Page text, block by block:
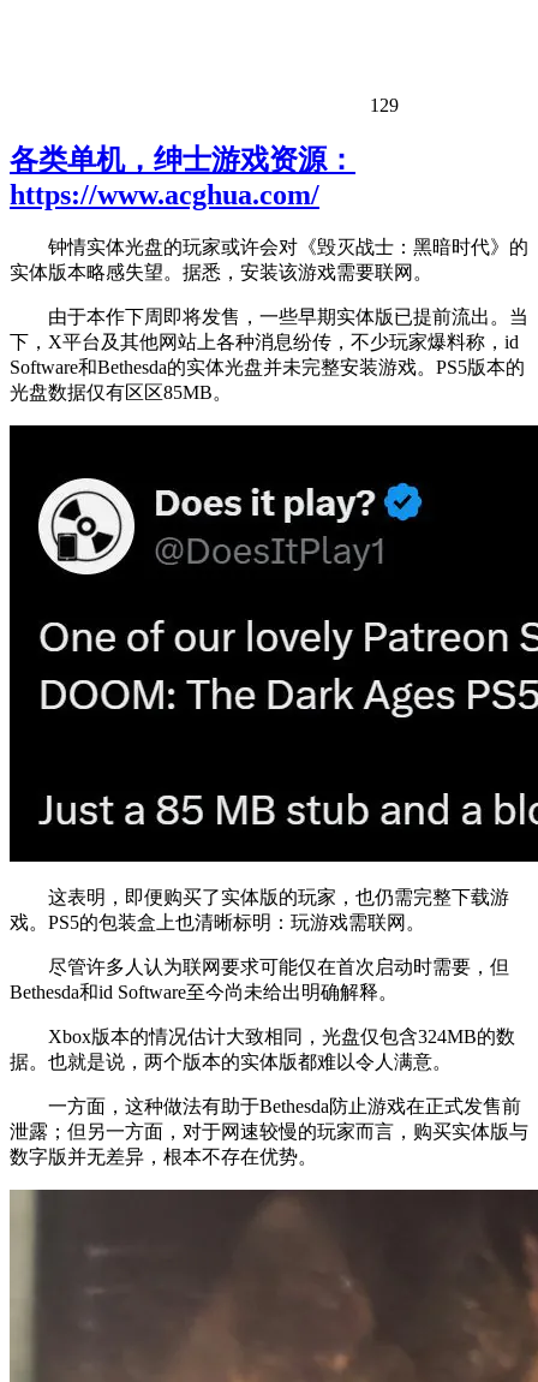
129
各类单机，绅士游戏资源：
https://www.acghua.com/
钟情实体光盘的玩家或许会对《毁灭战士：黑暗时代》的
实体版本略感失望。据悉，安装该游戏需要联网。
由于本作下周即将发售，一些早期实体版已提前流出。当
下，X平台及其他网站上各种消息纷传，不少玩家爆料称，id
Software和Bethesda的实体光盘并未完整安装游戏。PS5版本的
光盘数据仅有区区85MB。
这表明，即便购买了实体版的玩家，也仍需完整下载游
戏。PS5的包装盒上也清晰标明：玩游戏需联网。
尽管许多人认为联网要求可能仅在首次启动时需要，但
Bethesda和id Software至今尚未给出明确解释。
Xbox版本的情况估计大致相同，光盘仅包含324MB的数
据。也就是说，两个版本的实体版都难以令人满意。
一方面，这种做法有助于Bethesda防止游戏在正式发售前
泄露；但另一方面，对于网速较慢的玩家而言，购买实体版与
数字版并无差异，根本不存在优势。